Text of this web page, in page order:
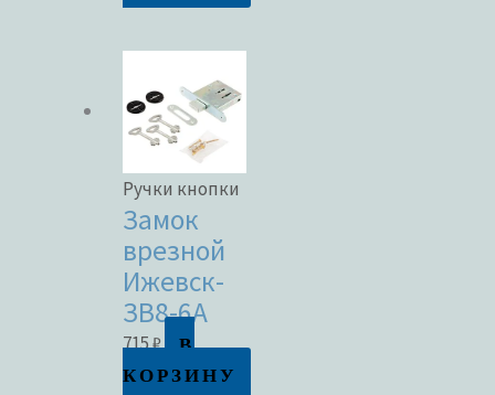
Ручки кнопки
Замок
врезной
Ижевск-
ЗВ8-6А
715₽
В
КОРЗИНУ